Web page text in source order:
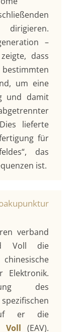
dirigieren.
–
dass
um eine
und damit
lieferte
für
das
ist.
verband
Voll die
Elektronik.
des
er die
Voll (EAV).